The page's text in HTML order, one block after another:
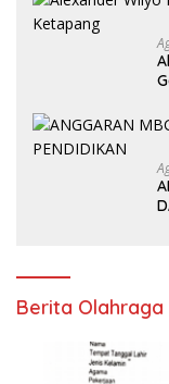
Berita Olahraga